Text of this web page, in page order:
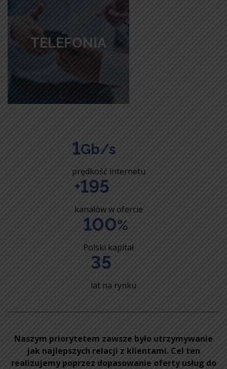
TELEFONIA
1Gb/s
prędkość internetu
+195
kanałów w ofercie
100%
Polski kapitał
35
lat na rynku
Naszym priorytetem zawsze było utrzymywanie
jak najlepszych relacji z klientami. Cel ten
realizujemy poprzez dopasowanie oferty usług do